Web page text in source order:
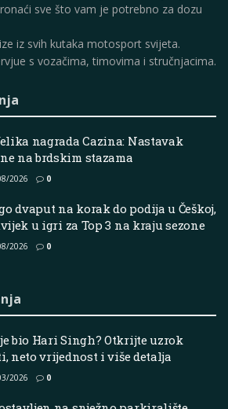
sve što vam je potrebno za dozu
iz svih kutaka motosport svijeta.
s vozačima, timovima i stručnjacima.
nagrada Cazina: Nastavak
na brdskim stazama
2026 0
dvaput na korak do podija u Češkoj,
u igri za Top 3 na kraju sezone
2026 0
bio Hari Singh? Otkrijte uzrok
neto vrijednost i više detalja
2026 0